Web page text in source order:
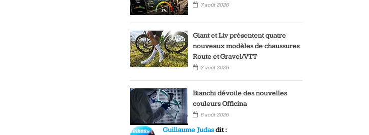
7 août 2026
Giant et Liv présentent quatre
nouveaux modèles de chaussures
Route et Gravel/VTT
7 août 2026
Bianchi dévoile des nouvelles
couleurs Officina
6 août 2026
Guillaume Judasdit :